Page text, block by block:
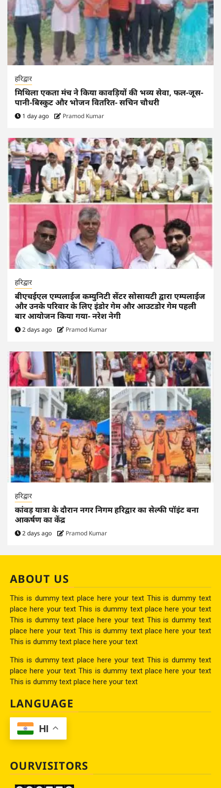
हरिद्वार
मिथिला एकता मंच ने किया कावड़ियों की भव्य सेवा, फल-जूस-
पानी-बिस्कुट और भोजन वितरित- सचिन चौधरी
1 day ago Pramod Kumar
हरिद्वार
बीएचईएल एम्पलाईज कम्युनिटी सेंटर सोसायटी द्वारा एम्पलाईज
और उनके परिवार के लिए इंडोर गेम और आउटडोर गेम पहली
बार आयोजन किया गया- नरेश नेगी
2 days ago Pramod Kumar
हरिद्वार
कांवड़ यात्रा के दौरान नगर निगम हरिद्वार का सेल्फी पॉइंट बना
आकर्षण का केंद्र
2 days ago Pramod Kumar
ABOUT US
This is dummy text place here your text This is dummy text
place here your text This is dummy text place here your text
This is dummy text place here your text This is dummy text
place here your text This is dummy text place here your text
This is dummy text place here your text
This is dummy text place here your text This is dummy text
place here your text This is dummy text place here your text
This is dummy text place here your text
LANGUAGE
HI
OURVISITORS